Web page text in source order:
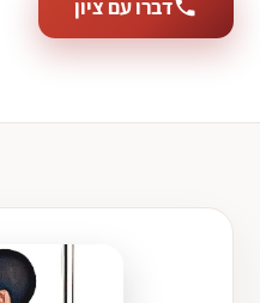
דברו עם ציון